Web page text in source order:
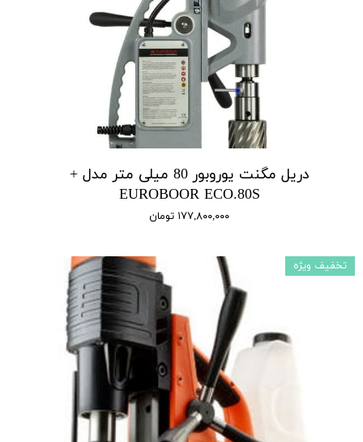
دریل مگنت یوروبور 80 میلی متر مدل +
EUROBOOR ECO.80S
۱۷۷,۸۰۰,۰۰۰ تومان
تخفیف ویژه